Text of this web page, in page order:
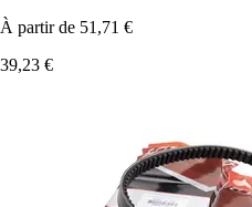
À partir de 51,71 €
39,23 €